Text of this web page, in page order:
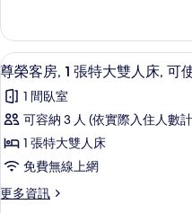
海
景
的
所
有
相
片
1
間
臥
室,
海
景
詳
情
顯
示
尊
榮
客
房,
1
4
尊榮客房, 1 張特大雙人床, 可
1 間臥室
可容納 3 人 (依實際入住人數
1 張特大雙人床
免費無線上網
更多資訊
更